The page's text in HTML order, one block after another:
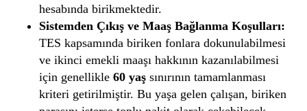
hesabında birikmektedir.
Sistemden Çıkış ve Maaş Bağlanma Koşulları:
TES kapsamında biriken fonlara dokunulabilmesi
ve ikinci emekli maaşı hakkının kazanılabilmesi
için genellikle 60 yaşsınırının tamamlanması
kriteri getirilmiştir. Bu yaşa gelen çalışan, biriken